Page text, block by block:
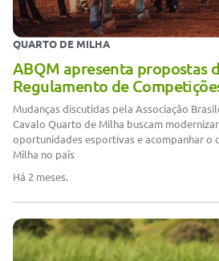
QUARTO DE MILHA
ABQM apresenta propostas
Regulamento de
Mudanças discutidas pela Associação
Cavalo Quarto de Milha buscam
oportunidades esportivas e acompanhar o
Milha no país
Há 2 meses.